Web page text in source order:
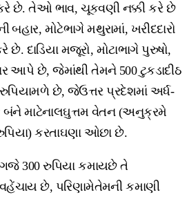
છે. તેઓ ભાવ, ચૂકવણી નક્કી કરે છે
મોટેભાગે મથુરામાં, ખરીદદારો
છે. દાડિયા મજૂરો, મોટાભાગે પુરુષો,
આપે છે, જેમાંથી તેમને 500 ટુકડાદીઠ
છે, જેઉત્તર પ્રદેશમાં અર્ધ-
માટેનાલઘુત્તમ વેતન (અનુક્રમે
કરતાઘણા ઓછા છે.
300 રુપિયા કમાયછે તે
છે, પરિણામેતેમની કમાણી